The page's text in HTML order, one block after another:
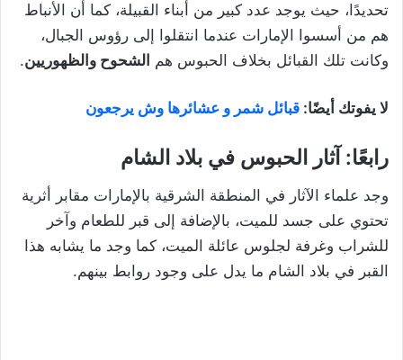
تحديدًا، حيث يوجد عدد كبير من أبناء القبيلة، كما أن الأنباط
هم من أسسوا الإمارات عندما انتقلوا إلى رؤوس الجبال،
وكانت تلك القبائل بخلاف الحبوس هم الشحوح والظهوريين.
لا يفوتك أيضًا: قبائل شمر و عشائرها وش يرجعون
رابعًا: آثار الحبوس في بلاد الشام
وجد علماء الآثار في المنطقة الشرقية بالإمارات مقابر أثرية
تحتوي على جسد للميت، بالإضافة إلى قبر للطعام وآخر
للشراب وغرفة لجلوس عائلة الميت، كما وجد ما يشابه هذا
القبر في بلاد الشام ما يدل على وجود روابط بينهم.